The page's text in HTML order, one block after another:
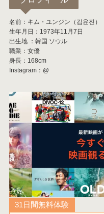
名前：キム・ユンジン（김윤진）
生年月日：1973年11月7日
出生地 ：韓国 ソウル
職業：女優
身長：168cm
Instagram：@
31日間無料体験